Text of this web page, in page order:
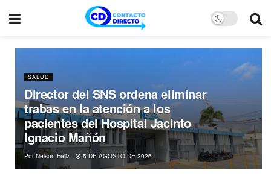
SALUD
Director del SNS ordena eliminar
trabas en la atención a los
pacientes del Hospital Jacinto
Ignacio Mañón
Por Nelson Feliz 5 DE AGOSTO DE 2026